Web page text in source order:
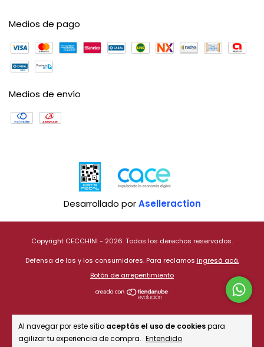
Al navegar por este sitio aceptás el uso de cookiespara
agilizar tu experiencia de compra. Entendido
Medios de pago
Medios de envío
Desarrollado porAselleraction
Copyright CECCHINI - 2026. Todos los derechos reservados.
Defensa de las y los consumidores. Para reclamos ingresá acá.
Botón de arrepentimiento